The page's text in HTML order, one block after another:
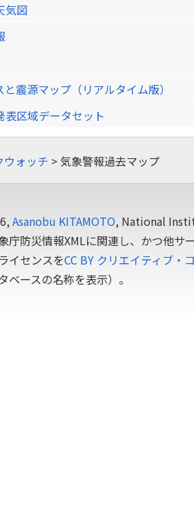
気図
震源マップ（リアルタイム版）
表区域データセット
ウォッチ > 気象警報過去マップ
Asanobu KITAMOTO, National
庁防災情報XMLに関連し、かつ他サ
イセンスをCC BY クリエイティブ・
ベースの名称を表示）。